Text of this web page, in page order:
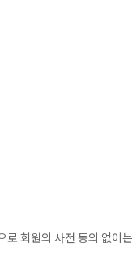
회원의 사전 동의 없이